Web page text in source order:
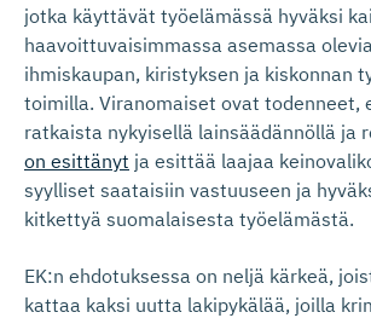
jotka käyttävät työelämässä hyväksi
haavoittuvaisimmassa asemassa
ihmiskaupan, kiristyksen ja kiskonnan
toimilla. Viranomaiset ovat todenneet,
ratkaista nykyisellä lainsäädännöllä ja
on esittänyt ja esittää laajaa
syylliset saataisiin vastuuseen ja
kitkettyä suomalaisesta työelämästä.
EK:n ehdotuksessa on neljä kärkeä,
kattaa kaksi uutta lakipykälää, joilla